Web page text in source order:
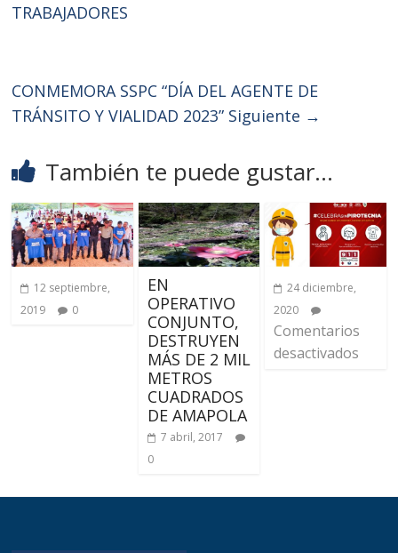
TRABAJADORES
CONMEMORA SSPC “DÍA DEL AGENTE DE
TRÁNSITO Y VIALIDAD 2023” Siguiente →
También te puede gustar...
12 septiembre,
2019
0
EN
OPERATIVO
CONJUNTO,
DESTRUYEN
MÁS DE 2 MIL
METROS
CUADRADOS
DE AMAPOLA
7 abril, 2017
0
24 diciembre,
2020
Comentarios
desactivados